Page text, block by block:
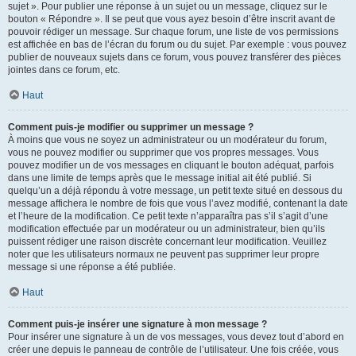
sujet ». Pour publier une réponse à un sujet ou un message, cliquez sur le
bouton « Répondre ». Il se peut que vous ayez besoin d’être inscrit avant de
pouvoir rédiger un message. Sur chaque forum, une liste de vos permissions
est affichée en bas de l’écran du forum ou du sujet. Par exemple : vous pouvez
publier de nouveaux sujets dans ce forum, vous pouvez transférer des pièces
jointes dans ce forum, etc.
Haut
Comment puis-je modifier ou supprimer un message ?
À moins que vous ne soyez un administrateur ou un modérateur du forum,
vous ne pouvez modifier ou supprimer que vos propres messages. Vous
pouvez modifier un de vos messages en cliquant le bouton adéquat, parfois
dans une limite de temps après que le message initial ait été publié. Si
quelqu’un a déjà répondu à votre message, un petit texte situé en dessous du
message affichera le nombre de fois que vous l’avez modifié, contenant la date
et l’heure de la modification. Ce petit texte n’apparaîtra pas s’il s’agit d’une
modification effectuée par un modérateur ou un administrateur, bien qu’ils
puissent rédiger une raison discrète concernant leur modification. Veuillez
noter que les utilisateurs normaux ne peuvent pas supprimer leur propre
message si une réponse a été publiée.
Haut
Comment puis-je insérer une signature à mon message ?
Pour insérer une signature à un de vos messages, vous devez tout d’abord en
créer une depuis le panneau de contrôle de l’utilisateur. Une fois créée, vous